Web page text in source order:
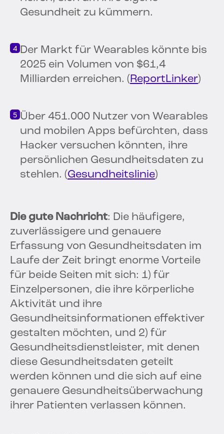
Gesundheit zu kümmern.
Der Markt für Wearables könnte bis
2025 ein Volumen von $61,4
Milliarden erreichen. (ReportLinker)
Über 451.000 Nutzer von Wearables
und mobilen Apps befürchten, dass
Hacker versuchen könnten, ihre
persönlichen Gesundheitsdaten zu
stehlen. (Gesundheitslinie)
Die gute Nachricht: Die häufigere,
zuverlässigere und genauere
Erfassung von Gesundheitsdaten im
Laufe der Zeit bringt enorme Vorteile
für beide Seiten mit sich: 1) für
Einzelpersonen, die ihre körperliche
Aktivität und ihre
Gesundheitsinformationen effektiver
gestalten möchten, und 2) für
Gesundheitsdienstleister, mit denen
diese Gesundheitsdaten geteilt
werden können und die sich auf eine
genauere Gesundheitsüberwachung
ihrer Patienten verlassen können.